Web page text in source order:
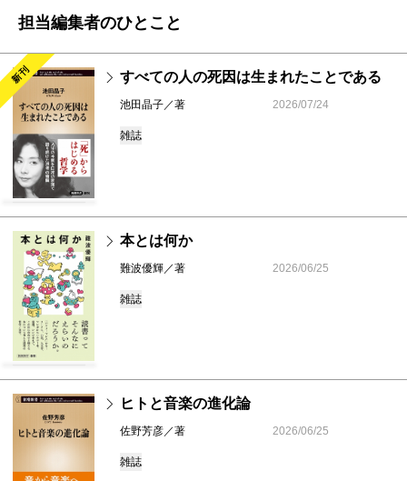
担当編集者のひとこと
新刊 すべての人の死因は生まれたことである
池田晶子／著 2026/07/24
雑誌
本とは何か
難波優輝／著 2026/06/25
雑誌
ヒトと音楽の進化論
佐野芳彦／著 2026/06/25
雑誌